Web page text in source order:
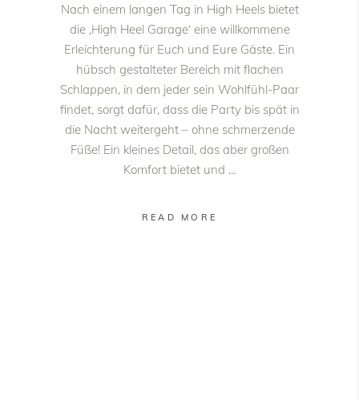
Nach einem langen Tag in High Heels bietet
die ‚High Heel Garage‘ eine willkommene
Erleichterung für Euch und Eure Gäste. Ein
hübsch gestalteter Bereich mit flachen
Schlappen, in dem jeder sein Wohlfühl-Paar
findet, sorgt dafür, dass die Party bis spät in
die Nacht weitergeht – ohne schmerzende
Füße! Ein kleines Detail, das aber großen
Komfort bietet und
READ MORE